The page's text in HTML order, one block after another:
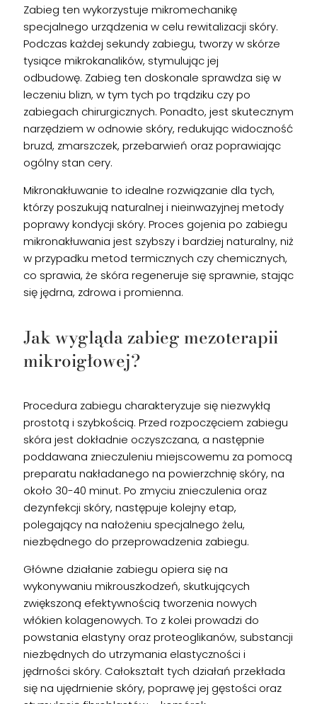
Zabieg ten wykorzystuje mikromechanikę
specjalnego urządzenia w celu rewitalizacji skóry.
Podczas każdej sekundy zabiegu, tworzy w skórze
tysiące mikrokanalików, stymulując jej
odbudowę. Zabieg ten doskonale sprawdza się w
leczeniu blizn, w tym tych po trądziku czy po
zabiegach chirurgicznych. Ponadto, jest skutecznym
narzędziem w odnowie skóry, redukując widoczność
bruzd, zmarszczek, przebarwień oraz poprawiając
ogólny stan cery.
Mikronakłuwanie to idealne rozwiązanie dla tych,
którzy poszukują naturalnej i nieinwazyjnej metody
poprawy kondycji skóry. Proces gojenia po zabiegu
mikronakłuwania jest szybszy i bardziej naturalny, niż
w przypadku metod termicznych czy chemicznych,
co sprawia, że skóra regeneruje się sprawnie, stając
się jędrna, zdrowa i promienna.
Jak wygląda zabieg mezoterapii
mikroigłowej?
Procedura zabiegu charakteryzuje się niezwykłą
prostotą i szybkością. Przed rozpoczęciem zabiegu
skóra jest dokładnie oczyszczana, a następnie
poddawana znieczuleniu miejscowemu za pomocą
preparatu nakładanego na powierzchnię skóry, na
około 30-40 minut. Po zmyciu znieczulenia oraz
dezynfekcji skóry, następuje kolejny etap,
polegający na nałożeniu specjalnego żelu,
niezbędnego do przeprowadzenia zabiegu.
Główne działanie zabiegu opiera się na
wykonywaniu mikrouszkodzeń, skutkujących
zwiększoną efektywnością tworzenia nowych
włókien kolagenowych. To z kolei prowadzi do
powstania elastyny oraz proteoglikanów, substancji
niezbędnych do utrzymania elastyczności i
jędrności skóry. Całokształt tych działań przekłada
się na ujędrnienie skóry, poprawę jej gęstości oraz